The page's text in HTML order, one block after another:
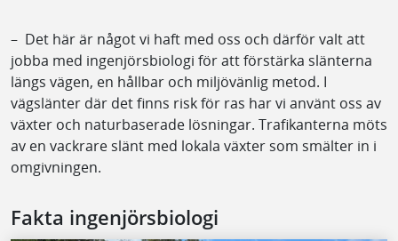
– Det här är något vi haft med oss och därför valt att
jobba med ingenjörsbiologi för att förstärka slänterna
längs vägen, en hållbar och miljövänlig metod. I
vägslänter där det finns risk för ras har vi använt oss av
växter och naturbaserade lösningar. Trafikanterna möts
av en vackrare slänt med lokala växter som smälter in i
omgivningen.
Fakta ingenjörsbiologi